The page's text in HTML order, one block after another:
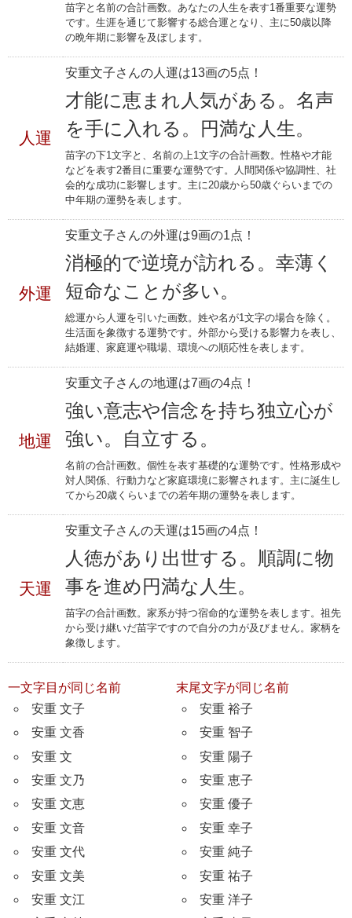
苗字と名前の合計画数。あなたの人生を表す1番重要な運勢
です。生涯を通じて影響する総合運となり、主に50歳以降
の晩年期に影響を及ぼします。
人運
安重文子さんの人運は13画の5点！
才能に恵まれ人気がある。名声
を手に入れる。円満な人生。
苗字の下1文字と、名前の上1文字の合計画数。性格や才能
などを表す2番目に重要な運勢です。人間関係や協調性、社
会的な成功に影響します。主に20歳から50歳ぐらいまでの
中年期の運勢を表します。
外運
安重文子さんの外運は9画の1点！
消極的で逆境が訪れる。幸薄く
短命なことが多い。
総運から人運を引いた画数。姓や名が1文字の場合を除く。
生活面を象徴する運勢です。外部から受ける影響力を表し、
結婚運、家庭運や職場、環境への順応性を表します。
地運
安重文子さんの地運は7画の4点！
強い意志や信念を持ち独立心が
強い。自立する。
名前の合計画数。個性を表す基礎的な運勢です。性格形成や
対人関係、行動力など家庭環境に影響されます。主に誕生し
てから20歳くらいまでの若年期の運勢を表します。
天運
安重文子さんの天運は15画の4点！
人徳があり出世する。順調に物
事を進め円満な人生。
苗字の合計画数。家系が持つ宿命的な運勢を表します。祖先
から受け継いだ苗字ですので自分の力が及びません。家柄を
象徴します。
一文字目が同じ名前
安重 文子
安重 文香
安重 文
安重 文乃
安重 文恵
安重 文音
安重 文代
安重 文美
安重 文江
末尾文字が同じ名前
安重 裕子
安重 智子
安重 陽子
安重 恵子
安重 優子
安重 幸子
安重 純子
安重 祐子
安重 洋子